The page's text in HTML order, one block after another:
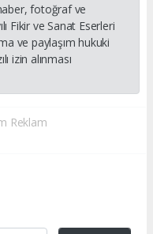
fotoğraf ve
Fikir ve Sanat Eserleri
ve paylaşım hukuki
izin alınması
Reklam